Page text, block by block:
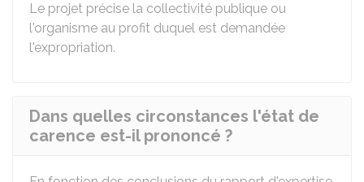
Le projet précise la collectivité publique ou
l'organisme au profit duquel est demandée
l'expropriation.
Dans quelles circonstances l'état de
carence est-il prononcé ?